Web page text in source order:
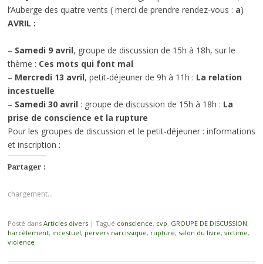
l’Auberge des quatre vents ( merci de prendre rendez-vous : a)
AVRIL :
– Samedi 9 avril, groupe de discussion de 15h à 18h, sur le
thème : Ces mots qui font mal
– Mercredi 13 avril, petit-déjeuner de 9h à 11h : La relation
incestuelle
– Samedi 30 avril: groupe de discussion de 15h à 18h : La
prise de conscience et la rupture
Pour les groupes de discussion et le petit-déjeuner : informations
et inscription :
Partager :
chargement…
Posté dans Articles divers | Tagué conscience, cvp, GROUPE DE DISCUSSION,
harcèlement, incestuel, pervers narcissique, rupture, salon du livre, victime,
violence